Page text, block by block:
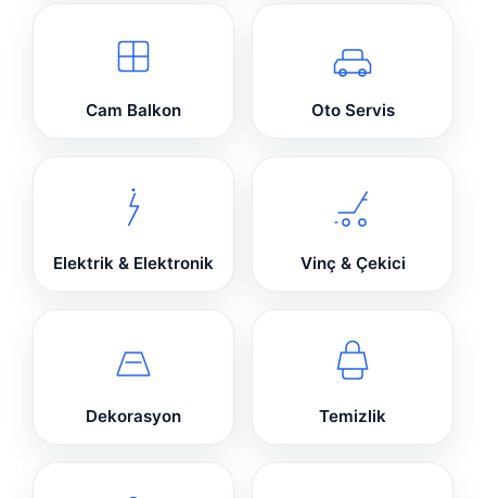
Cam Balkon Oto Servis
Elektrik & Elektronik Vinç & Çekici
Dekorasyon Temizlik